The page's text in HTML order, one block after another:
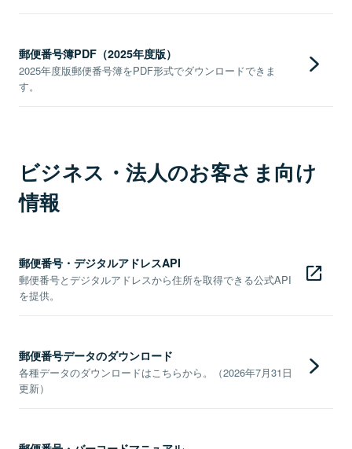
郵便番号簿PDF（2025年度版）
2025年度版郵便番号簿をPDF形式でダウンロードできま
す。
ビジネス・法人のお客さま向け
情報
郵便番号・デジタルアドレスAPI
郵便番号とデジタルアドレスから住所を取得できる公式API
を提供。
郵便番号データのダウンロード
各種データのダウンロードはこちらから。（2026年7月31日
更新）